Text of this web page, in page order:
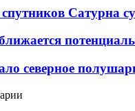
Сатурна
северное